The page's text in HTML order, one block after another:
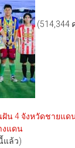
(514,344
น 4 จังหวัดชายแด
งแดน
แล้ว)